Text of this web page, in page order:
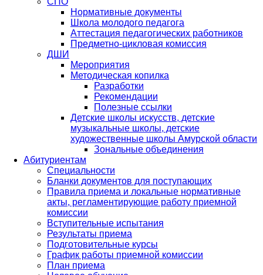
Нормативные документы
Школа молодого педагога
Аттестация педагогических работников
Предметно-цикловая комиссия
ДШИ
Мероприятия
Методическая копилка
Разработки
Рекомендации
Полезные ссылки
Детские школы искусств, детские
музыкальные школы, детские
художественные школы Амурской области
Зональные объединения
Абитуриентам
Специальности
Бланки документов для поступающих
Правила приема и локальные нормативные
акты, регламентирующие работу приемной
комиссии
Вступительные испытания
Результаты приема
Подготовительные курсы
График работы приемной комиссии
План приема